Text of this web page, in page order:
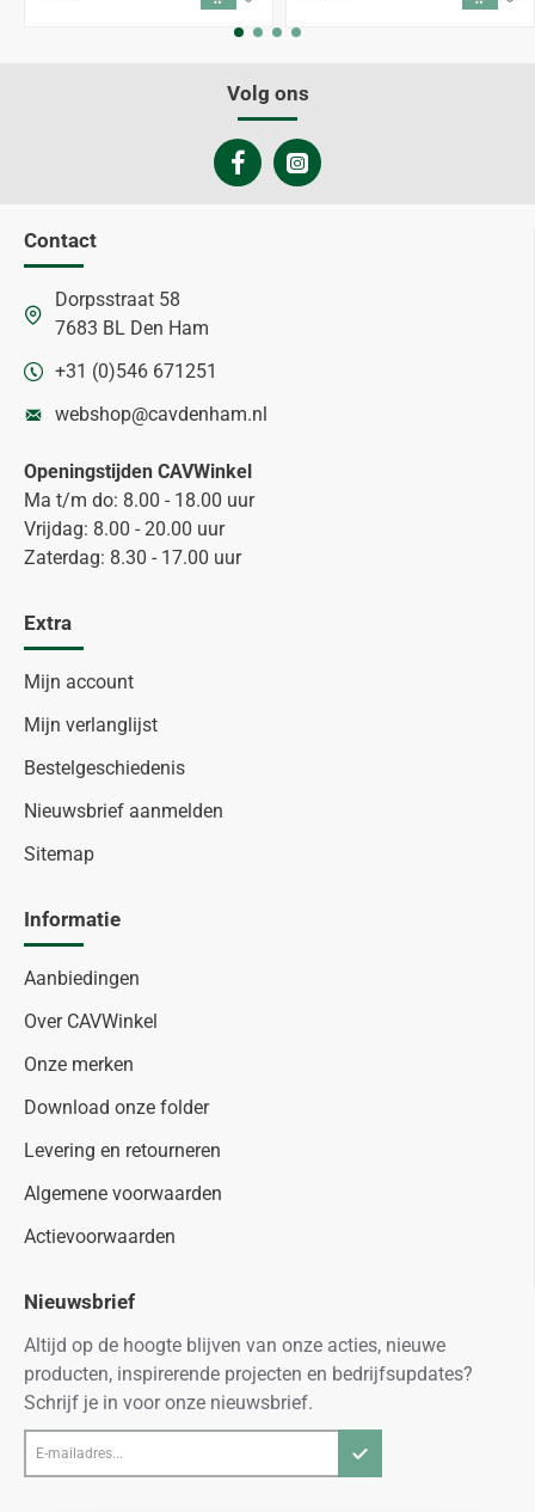
Volg ons
Contact
Dorpsstraat 58
7683 BL Den Ham
+31 (0)546 671251
webshop@cavdenham.nl
Openingstijden CAVWinkel
Ma t/m do: 8.00 - 18.00 uur
Vrijdag: 8.00 - 20.00 uur
Zaterdag: 8.30 - 17.00 uur
Extra
Mijn account
Mijn verlanglijst
Bestelgeschiedenis
Nieuwsbrief aanmelden
Sitemap
Informatie
Aanbiedingen
Over CAVWinkel
Onze merken
Download onze folder
Levering en retourneren
Algemene voorwaarden
Actievoorwaarden
Nieuwsbrief
Altijd op de hoogte blijven van onze acties, nieuwe
producten, inspirerende projecten en bedrijfsupdates?
Schrijf je in voor onze nieuwsbrief.
mailadres...